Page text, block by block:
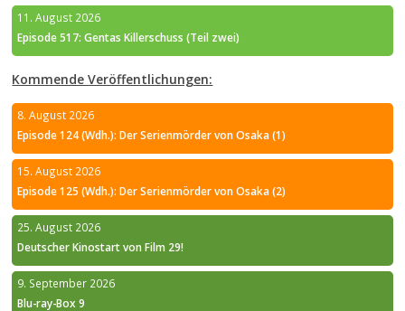
11. August 2026
Episode 517: Gentas Killerschuss (Teil zwei)
Kommende Veröffentlichungen:
8. August 2026
Episode 124 (Wdh.): Der Serienmörder von Osaka (1)
15. August 2026
Episode 125 (Wdh.): Der Serienmörder von Osaka (2)
25. August 2026
Deutscher Kinostart von Film 29!
9. September 2026
Blu-ray-Box 9